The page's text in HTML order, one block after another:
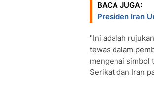
BACA JUGA:
Presiden Iran
"Ini adalah
tewas dalam
mengenai simbol
Serikat dan Iran